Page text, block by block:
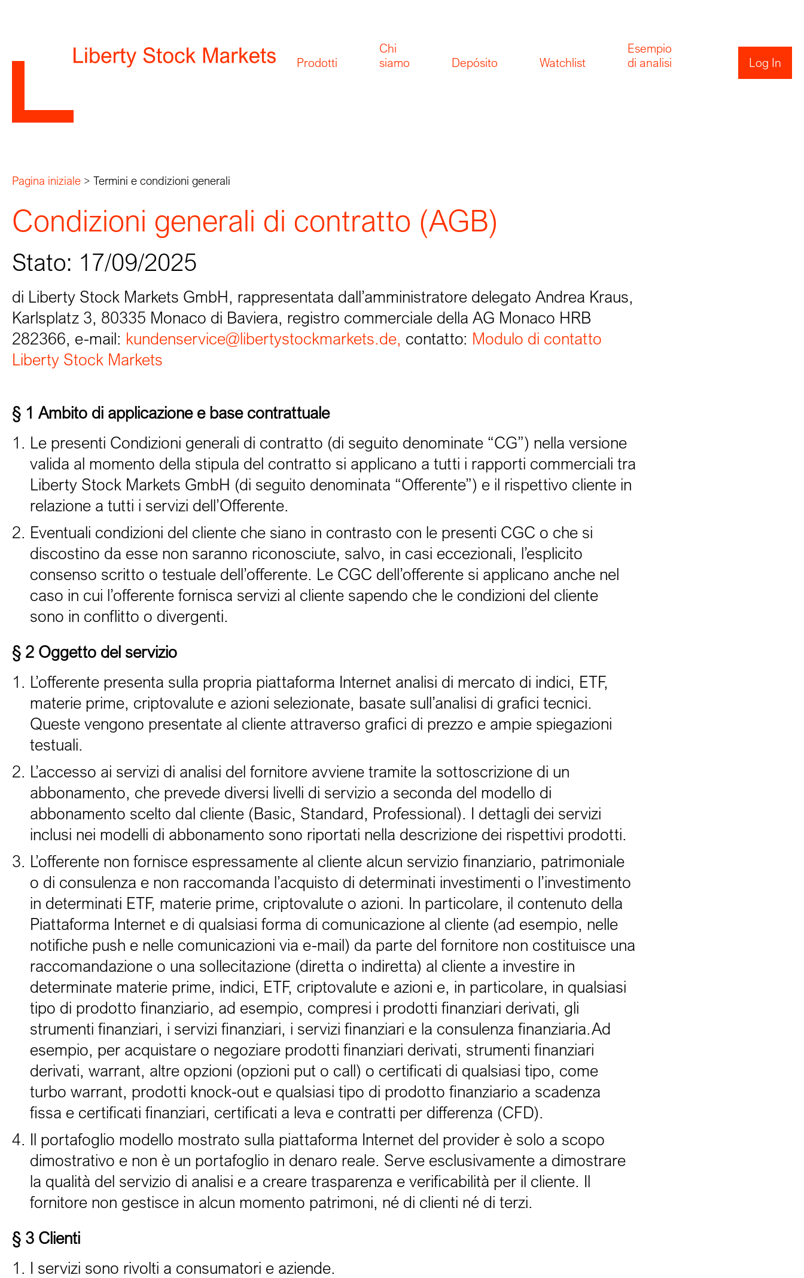
Prodotti
Chi
siamo
Depósito Watchlist
Esempio
di analisi
Log In
Pagina iniziale > Termini e condizioni generali
Condizioni generali di contratto (AGB)
Stato: 17/09/2025
di Liberty Stock Markets GmbH, rappresentata dall’amministratore delegato Andrea Kraus,
Karlsplatz 3, 80335 Monaco di Baviera, registro commerciale della AG Monaco HRB
282366, e-mail: kundenservice@libertystockmarkets.de, contatto: Modulo di contatto
Liberty Stock Markets
§ 1 Ambito di applicazione e base contrattuale
Le presenti Condizioni generali di contratto (di seguito denominate “CG”) nella versione
valida al momento della stipula del contratto si applicano a tutti i rapporti commerciali tra
Liberty Stock Markets GmbH (di seguito denominata “Offerente”) e il rispettivo cliente in
relazione a tutti i servizi dell’Offerente.
Eventuali condizioni del cliente che siano in contrasto con le presenti CGC o che si
discostino da esse non saranno riconosciute, salvo, in casi eccezionali, l’esplicito
consenso scritto o testuale dell’offerente. Le CGC dell’offerente si applicano anche nel
caso in cui l’offerente fornisca servizi al cliente sapendo che le condizioni del cliente
sono in conflitto o divergenti.
§ 2 Oggetto del servizio
L’offerente presenta sulla propria piattaforma Internet analisi di mercato di indici, ETF,
materie prime, criptovalute e azioni selezionate, basate sull’analisi di grafici tecnici.
Queste vengono presentate al cliente attraverso grafici di prezzo e ampie spiegazioni
testuali.
L’accesso ai servizi di analisi del fornitore avviene tramite la sottoscrizione di un
abbonamento, che prevede diversi livelli di servizio a seconda del modello di
abbonamento scelto dal cliente (Basic, Standard, Professional). I dettagli dei servizi
inclusi nei modelli di abbonamento sono riportati nella descrizione dei rispettivi prodotti.
L’offerente non fornisce espressamente al cliente alcun servizio finanziario, patrimoniale
o di consulenza e non raccomanda l’acquisto di determinati investimenti o l’investimento
in determinati ETF, materie prime, criptovalute o azioni. In particolare, il contenuto della
Piattaforma Internet e di qualsiasi forma di comunicazione al cliente (ad esempio, nelle
notifiche push e nelle comunicazioni via e-mail) da parte del fornitore non costituisce una
raccomandazione o una sollecitazione (diretta o indiretta) al cliente a investire in
determinate materie prime, indici, ETF, criptovalute e azioni e, in particolare, in qualsiasi
tipo di prodotto finanziario, ad esempio, compresi i prodotti finanziari derivati, gli
strumenti finanziari, i servizi finanziari, i servizi finanziari e la consulenza finanziaria.Ad
esempio, per acquistare o negoziare prodotti finanziari derivati, strumenti finanziari
derivati, warrant, altre opzioni (opzioni put o call) o certificati di qualsiasi tipo, come
turbo warrant, prodotti knock-out e qualsiasi tipo di prodotto finanziario a scadenza
fissa e certificati finanziari, certificati a leva e contratti per differenza (CFD).
Il portafoglio modello mostrato sulla piattaforma Internet del provider è solo a scopo
dimostrativo e non è un portafoglio in denaro reale. Serve esclusivamente a dimostrare
la qualità del servizio di analisi e a creare trasparenza e verificabilità per il cliente. Il
fornitore non gestisce in alcun momento patrimoni, né di clienti né di terzi.
§ 3 Clienti
I servizi sono rivolti a consumatori e aziende.